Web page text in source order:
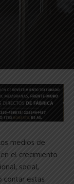
medios de
el crecimiento
social,
contar estas